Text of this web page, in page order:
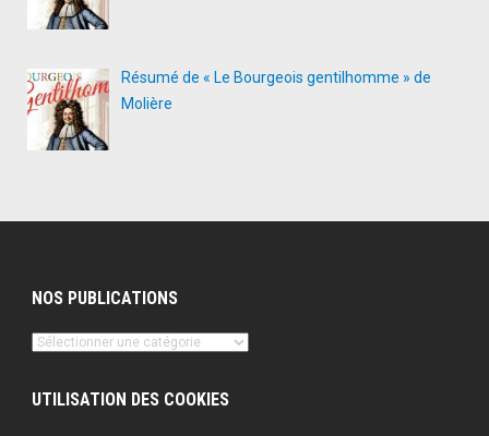
Résumé de « Le Bourgeois gentilhomme » de
Molière
NOS PUBLICATIONS
Nos
UTILISATION DES COOKIES